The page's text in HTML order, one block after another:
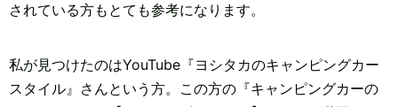
されている方もとても参考になります。
私が見つけたのはYouTube『ヨシタカのキャンピングカー
スタイル』さんという方。この方の『キャンピングカーの